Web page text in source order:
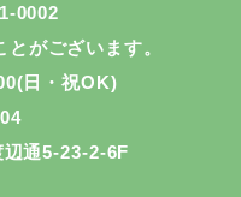
0002
がございます。
日・祝OK)
通5-23-2-6F